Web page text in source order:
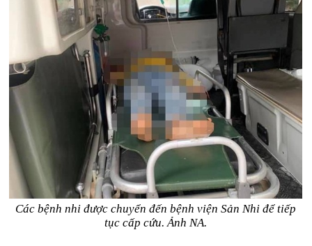
Các bệnh nhi được chuyển đến bệnh viện Sản Nhi để tiếp
tục cấp cứu. Ảnh NA.